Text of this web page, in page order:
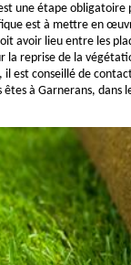
une étape obligatoire
est à mettre en
avoir lieu entre les
la reprise de la
est conseillé de
à Garnerans, dans